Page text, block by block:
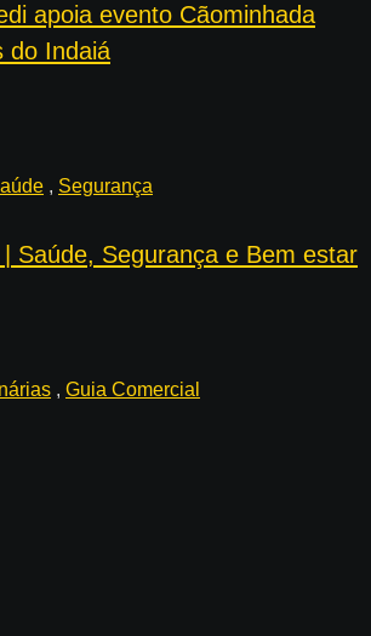
apoia evento Cãominhada
do Indaiá
, Segurança
Saúde, Segurança e Bem estar
, Guia Comercial